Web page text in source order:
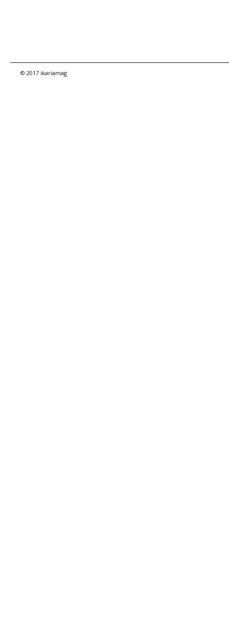
© 2017 ikariamag